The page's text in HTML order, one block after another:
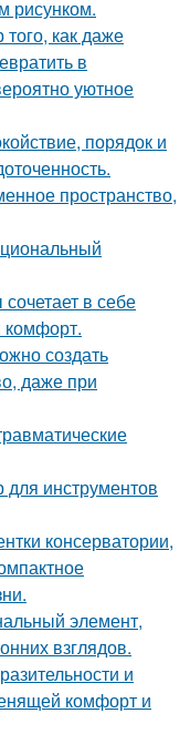
рисунком.
как даже
в
уютное
порядок и
пространство,
в себе
комфорт.
создать
даже при
инструментов
консерватории,
элемент,
взглядов.
и
комфорт и